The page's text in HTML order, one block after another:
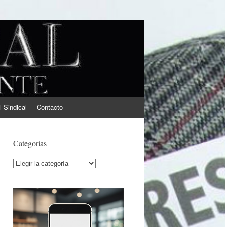
Sindical Contacto
Categorías
Categorías